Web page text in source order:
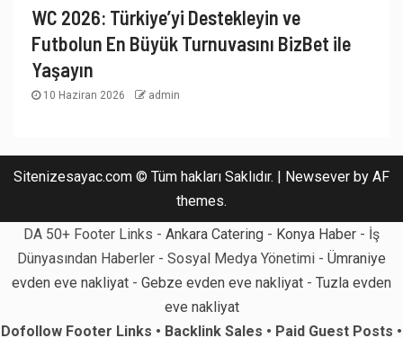
WC 2026: Türkiye’yi Destekleyin ve
Futbolun En Büyük Turnuvasını BizBet ile
Yaşayın
10 Haziran 2026 admin
Sitenizesayac.com © Tüm hakları Saklıdır. | Newsever by AF
themes.
DA 50+ Footer Links - Ankara Catering - Konya Haber - İş
Dünyasından Haberler - Sosyal Medya Yönetimi - Ümraniye
evden eve nakliyat - Gebze evden eve nakliyat - Tuzla evden
eve nakliyat
Dofollow Footer Links • Backlink Sales • Paid Guest Posts •